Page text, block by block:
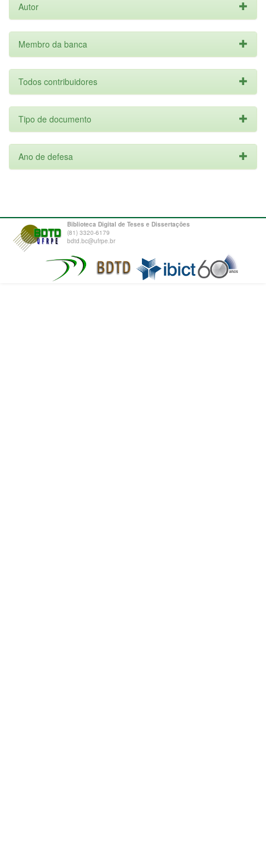
Autor
Membro da banca
Todos contribuidores
Tipo de documento
Ano de defesa
Biblioteca Digital de Teses e Dissertações
(81) 3320-6179
bdtd.bc@ufrpe.br